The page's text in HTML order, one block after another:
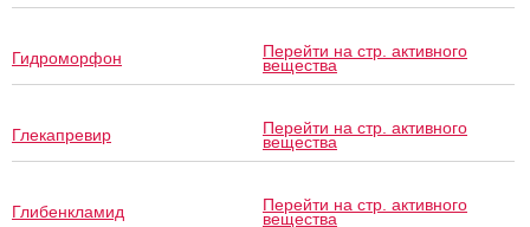
Гидроморфон Перейти на стр. активного
вещества
Глекапревир Перейти на стр. активного
вещества
Глибенкламид Перейти на стр. активного
вещества